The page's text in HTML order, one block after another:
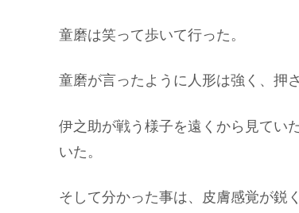
童磨は笑って歩いて行った。
童磨が言ったように人形は強く、押
伊之助が戦う様子を遠くから見てい
いた。
そして分かった事は、皮膚感覚が鋭